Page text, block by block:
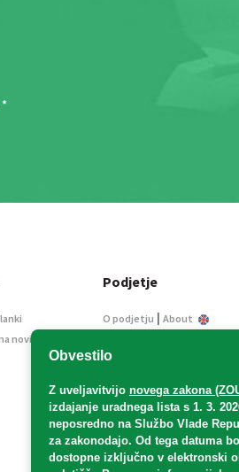
Obvestilo
Z uveljavitvijo novega zakona
izdajanje uradnega lista s 1. 3.
neposredno na Službo Vlade
za zakonodajo. Od tega datuma
dostopne izključno v elektronski
novice
Podjetje
O podjetju | About
Informacije javnega
Oglaševanje
Splošni pogoji
Izjava o varstvu osebnih
podatkov